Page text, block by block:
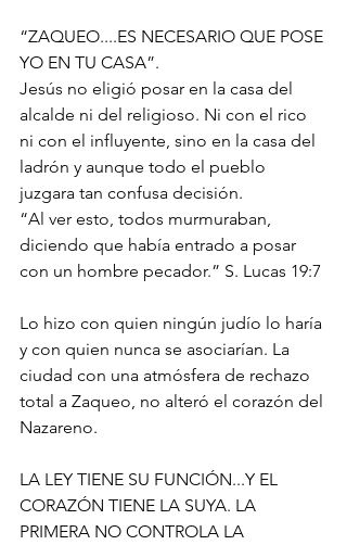
“ZAQUEO....ES NECESARIO QUE POSE
YO EN TU CASA”.
Jesús no eligió posar en la casa del
alcalde ni del religioso. Ni con el rico
ni con el influyente, sino en la casa del
ladrón y aunque todo el pueblo
juzgara tan confusa decisión.
“Al ver esto, todos murmuraban,
diciendo que había entrado a posar
con un hombre pecador.” S. Lucas‬ ‭19:7‬ ‭
Lo hizo con quien ningún judío lo haría
y con quien nunca se asociarían. La
ciudad con una atmósfera de rechazo
total a Zaqueo, no alteró el corazón del
Nazareno.
LA LEY TIENE SU FUNCIÓN...Y EL
CORAZÓN TIENE LA SUYA. LA
PRIMERA NO CONTROLA LA